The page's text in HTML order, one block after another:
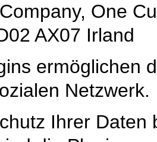
One
AX07 Irland
ermöglichen
Netzwerk.
Ihrer Daten